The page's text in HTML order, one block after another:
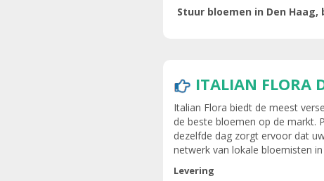
Stuur bloemen in Den
ITALIAN FLORA
Italian Flora biedt de meest
de beste bloemen op de markt.
dezelfde dag zorgt ervoor dat
netwerk van lokale bloemisten
Levering